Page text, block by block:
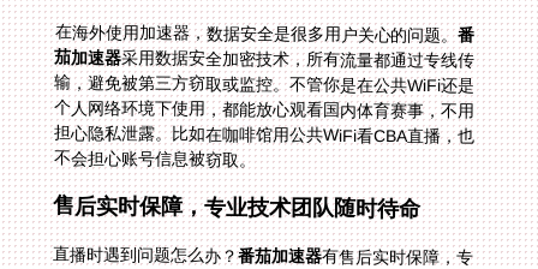
在海外使用加速器，数据安全是很多用户关心的问题。番
茄加速器采用数据安全加密技术，所有流量都通过专线传
输，避免被第三方窃取或监控。不管你是在公共WiFi还是
个人网络环境下使用，都能放心观看国内体育赛事，不用
担心隐私泄露。比如在咖啡馆用公共WiFi看CBA直播，也
不会担心账号信息被窃取。
售后实时保障，专业技术团队随时待命
直播时遇到问题怎么办？番茄加速器有售后实时保障，专
业的技术团队24小时在线。比如你在看世界杯直播时突然
出现连接问题，只需要联系客服，就能得到快速响应和解
决方案，不会错过任何精彩瞬间。这种贴心的服务，让海
外用户使用起来更安心。比如凌晨3点看欧冠决赛，突然
断连，联系客服后5分钟就解决了问题，完美赶上了关键